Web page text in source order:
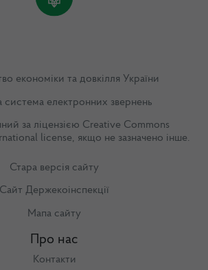
економіки та довкілля України
система електронних звернень
за ліцензією Creative Commons
license, якщо не зазначено інше.
Стара версія сайту
Сайт Держекоінспекції
Мапа сайту
Про нас
Контакти